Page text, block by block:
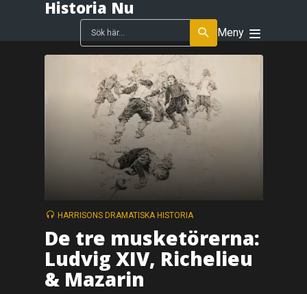
Historia Nu
Meny
HARRISONS DRAMATISKA HISTORIA
De tre musketörerna:
Ludvig XIV, Richelieu
& Mazarin